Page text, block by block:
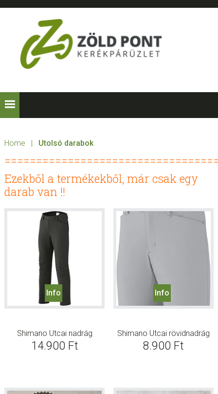
Skip
navigation
Skip
content
Skip
sidebar
Skip
ZÖLD
PONT
Home | Utolsó darabok
Ezekből a termékekből, már csak egy
darab van !!
Info
Shimano Utcai nadrág
14.900 Ft
Info
Shimano Utcai rövidnadrág
8.900 Ft